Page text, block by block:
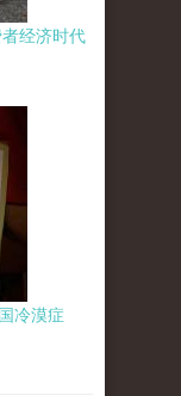
经济时代
冷漠症